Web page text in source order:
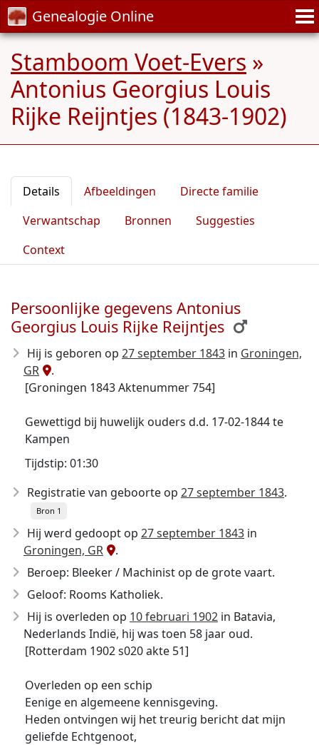
Genealogie Online
Stamboom Voet-Evers »
Antonius Georgius Louis
Rijke Reijntjes (1843-1902)
Details Afbeeldingen
Directe familie
Verwantschap
Bronnen
Suggesties
Context
Persoonlijke gegevens Antonius
Georgius Louis Rijke Reijntjes
Hij is geboren op 27 september 1843 in Groningen,
GR
.
[Groningen 1843 Aktenummer 754]
Gewettigd bij huwelijk ouders d.d. 17-02-1844 te
Kampen
Tijdstip: 01:30
Registratie van geboorte op 27 september 1843.
Bron 1
Hij werd gedoopt op 27 september 1843 in
Groningen, GR
.
Beroep: Bleeker / Machinist op de grote vaart.
Geloof: Rooms Katholiek.
Hij is overleden op 10 februari 1902 in Batavia,
Nederlands Indië, hij was toen 58 jaar oud.
[Rotterdam 1902 s020 akte 51]
Overleden op een schip
Eenige en algemeene kennisgeving.
Heden ontvingen wij het treurig bericht dat mijn
geliefde Echtgenoot,